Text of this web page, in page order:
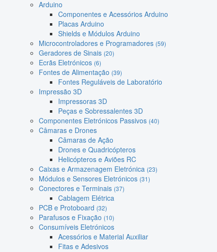
Arduino
Componentes e Acessórios Arduino
Placas Arduino
Shields e Módulos Arduino
Microcontroladores e Programadores (59)
Geradores de Sinais (20)
Ecrãs Eletrónicos (6)
Fontes de Alimentação (39)
Fontes Reguláveis de Laboratório
Impressão 3D
Impressoras 3D
Peças e Sobressalentes 3D
Componentes Eletrónicos Passivos (40)
Câmaras e Drones
Câmaras de Ação
Drones e Quadricópteros
Helicópteros e Aviões RC
Caixas e Armazenagem Eletrónica (23)
Módulos e Sensores Eletrónicos (31)
Conectores e Terminais (37)
Cablagem Elétrica
PCB e Protoboard (32)
Parafusos e Fixação (10)
Consumíveis Eletrónicos
Acessórios e Material Auxiliar
Fitas e Adesivos